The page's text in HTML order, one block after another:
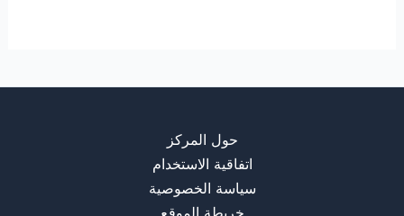
حول المركز
اتفاقية الاستخدام
سياسة الخصوصية